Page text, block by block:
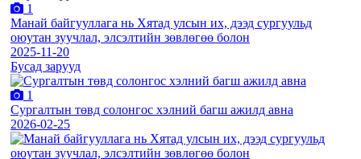
1
Манай байгууллага нь Хятад улсын их, дээд сургуульд
оюутан зуучлал, элсэлтийн зөвлөгөө болон
2025-11-20
Бусад зарууд
1
Сургалтын төвд солонгос хэлний багш ажилд авна
2026-02-25